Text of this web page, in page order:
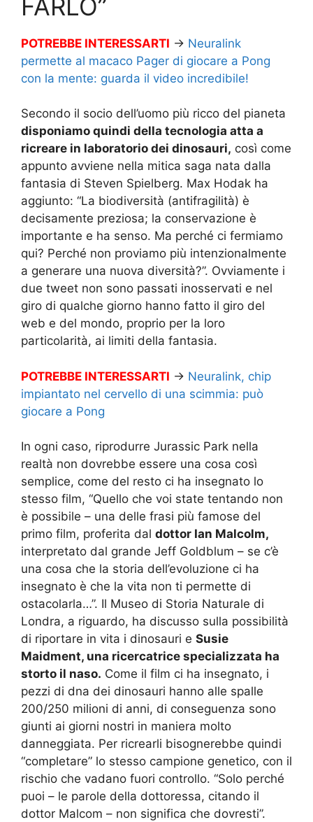
FARLO”
POTREBBE INTERESSARTI → Neuralink
permette al macaco Pager di giocare a Pong
con la mente: guarda il video incredibile!
Secondo il socio dell’uomo più ricco del pianeta
disponiamo quindi della tecnologia atta a
ricreare in laboratorio dei dinosauri, così come
appunto avviene nella mitica saga nata dalla
fantasia di Steven Spielberg. Max Hodak ha
aggiunto: “La biodiversità (antifragilità) è
decisamente preziosa; la conservazione è
importante e ha senso. Ma perché ci fermiamo
qui? Perché non proviamo più intenzionalmente
a generare una nuova diversità?”. Ovviamente i
due tweet non sono passati inosservati e nel
giro di qualche giorno hanno fatto il giro del
web e del mondo, proprio per la loro
particolarità, ai limiti della fantasia.
POTREBBE INTERESSARTI → Neuralink, chip
impiantato nel cervello di una scimmia: può
giocare a Pong
In ogni caso, riprodurre Jurassic Park nella
realtà non dovrebbe essere una cosa così
semplice, come del resto ci ha insegnato lo
stesso film, “Quello che voi state tentando non
è possibile – una delle frasi più famose del
primo film, proferita dal dottor Ian Malcolm,
interpretato dal grande Jeff Goldblum – se c’è
una cosa che la storia dell’evoluzione ci ha
insegnato è che la vita non ti permette di
ostacolarla…”. Il Museo di Storia Naturale di
Londra, a riguardo, ha discusso sulla possibilità
di riportare in vita i dinosauri e Susie
Maidment, una ricercatrice specializzata ha
storto il naso. Come il film ci ha insegnato, i
pezzi di dna dei dinosauri hanno alle spalle
200/250 milioni di anni, di conseguenza sono
giunti ai giorni nostri in maniera molto
danneggiata. Per ricrearli bisognerebbe quindi
“completare” lo stesso campione genetico, con il
rischio che vadano fuori controllo. “Solo perché
puoi – le parole della dottoressa, citando il
dottor Malcom – non significa che dovresti”.